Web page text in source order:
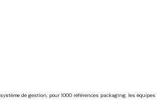
de gestion, pour 1000 références packaging, les